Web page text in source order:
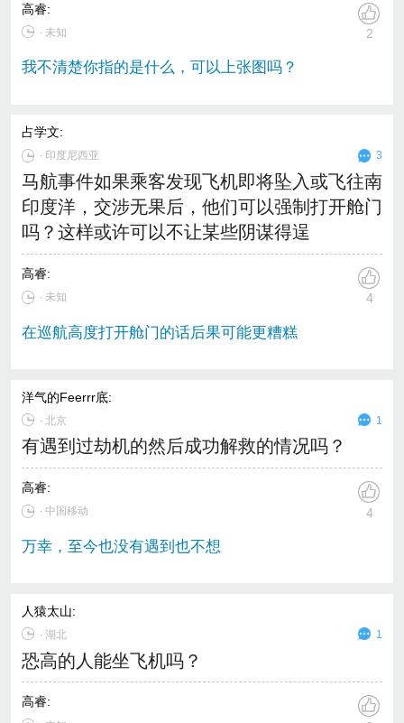
高睿:
∙ 未知 2
我不清楚你指的是什么，可以上张图吗？
占学文:
∙ 印度尼西亚 3
马航事件如果乘客发现飞机即将坠入或飞往南
印度洋，交涉无果后，他们可以强制打开舱门
吗？这样或许可以不让某些阴谋得逞
高睿:
∙ 未知 4
在巡航高度打开舱门的话后果可能更糟糕
洋气的Feerrr底:
∙ 北京 1
有遇到过劫机的然后成功解救的情况吗？
高睿:
∙ 中国移动 4
万幸，至今也没有遇到也不想
人猿太山:
∙湖北 1
恐高的人能坐飞机吗？
高睿: